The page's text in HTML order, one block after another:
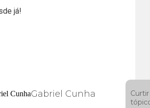
já!
Gabriel Cunha
Curtir